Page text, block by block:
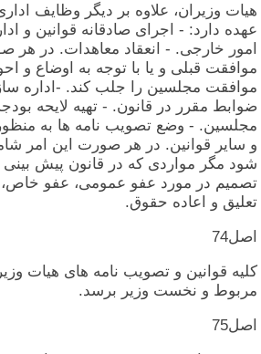
هیات‏ وزیران‏، علاوه‏ بر دیگر وظایف‏
عهده‏ دارد: - اجرای‏ صادقانه‏ قوانین‏ و
امور خارجی‏. - انعقاد معاهدات‏. در هر
موافقت‏ قبلی‏ و یا با توجه‏ به‏ اوضاع‏ و
موافقت‏ مجلسین‏ را جلب‏ کند. -اداره‏
ضوابط مقرر در قانون‏. - تهیه‏ لایحه‏
مجلسین‏. - وضع تصویب‏ نامه‏ ها به‏
و سایر قوانین‏. در هر صورت‏ این‏ امر
شود مگر مواردی‏ که‏ در قانون‏ پیش‏ بینی‏
تصمیم‏ در مورد عفو عمومی‏، عفو
تعلیق‏ و اعاده‏ حقوق‏.
اصل‏74
کلیه‏ قوانین‏ و تصویب‏ نامه‏ های‏ هیات‏
مربوط و نخست‏ وزیر برسد.
اصل‏75